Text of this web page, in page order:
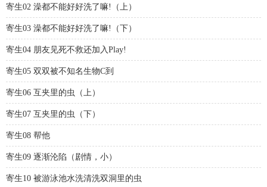
寄生02 澡都不能好好洗了嘛!（上）
寄生03 澡都不能好好洗了嘛!（下）
寄生04 朋友见死不救还加入Play!
寄生05 双双被不知名生物C到
寄生06 互夹里的虫（上）
寄生07 互夹里的虫（下）
寄生08 帮他
寄生09 逐渐沦陷（剧情，小）
寄生10 被游泳池水洗清洗双洞里的虫